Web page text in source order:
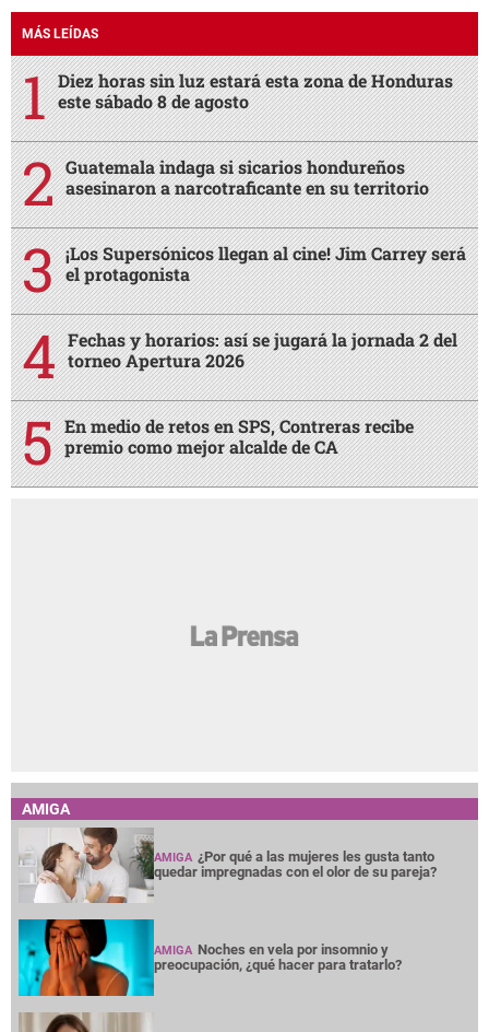
MÁS LEÍDAS
Diez horas sin luz estará esta zona de Honduras
este sábado 8 de agosto
Guatemala indaga si sicarios hondureños
asesinaron a narcotraficante en su territorio
¡Los Supersónicos llegan al cine! Jim Carrey será
el protagonista
Fechas y horarios: así se jugará la jornada 2 del
torneo Apertura 2026
En medio de retos en SPS, Contreras recibe
premio como mejor alcalde de CA
AMIGA
AMIGA ¿Por qué a las mujeres les gusta tanto
quedar impregnadas con el olor de su pareja?
AMIGA Noches en vela por insomnio y
preocupación, ¿qué hacer para tratarlo?